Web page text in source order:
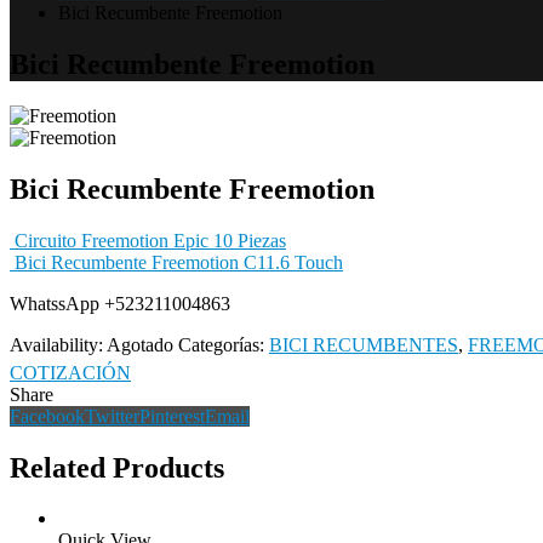
Bici Recumbente Freemotion
Circuito Freemotion Epic 10 Piezas
Bici Recumbente Freemotion C11.6 Touch
WhatssApp +523211004863
Availability: Agotado Categorías: BICI RECUMBENTES,
COTIZACIÓN
Share
FacebookTwitterPinterestEmail
Related Products